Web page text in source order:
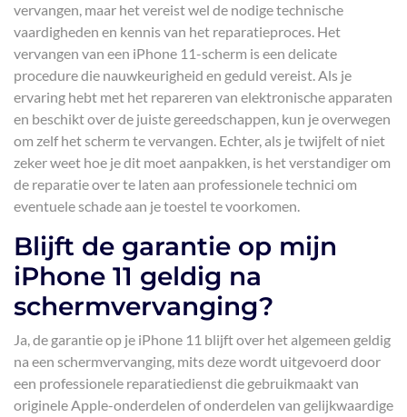
vervangen, maar het vereist wel de nodige technische
vaardigheden en kennis van het reparatieproces. Het
vervangen van een iPhone 11-scherm is een delicate
procedure die nauwkeurigheid en geduld vereist. Als je
ervaring hebt met het repareren van elektronische apparaten
en beschikt over de juiste gereedschappen, kun je overwegen
om zelf het scherm te vervangen. Echter, als je twijfelt of niet
zeker weet hoe je dit moet aanpakken, is het verstandiger om
de reparatie over te laten aan professionele technici om
eventuele schade aan je toestel te voorkomen.
Blijft de garantie op mijn
iPhone 11 geldig na
schermvervanging?
Ja, de garantie op je iPhone 11 blijft over het algemeen geldig
na een schermvervanging, mits deze wordt uitgevoerd door
een professionele reparatiedienst die gebruikmaakt van
originele Apple-onderdelen of onderdelen van gelijkwaardige